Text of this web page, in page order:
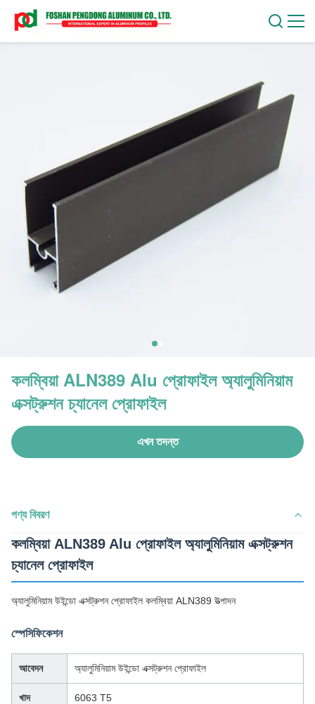
কলম্বিয়া ALN389 Alu প্রোফাইল অ্যালুমিনিয়াম
এক্সট্রুশন চ্যানেল প্রোফাইল
এখন তদন্ত
পণ্য বিবরণ
কলম্বিয়া ALN389 Alu প্রোফাইল অ্যালুমিনিয়াম এক্সট্রুশন
চ্যানেল প্রোফাইল
অ্যালুমিনিয়াম উইন্ডো এক্সট্রুশন প্রোফাইল কলম্বিয়া ALN389 উত্পাদন
স্পেসিফিকেশন
আবেদন অ্যালুমিনিয়াম উইন্ডো এক্সট্রুশন প্রোফাইল
খাদ 6063 T5